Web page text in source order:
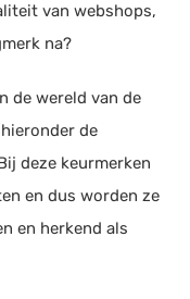
van webshops,
na?
de wereld van de
de
deze keurmerken
en dus worden ze
en herkend als